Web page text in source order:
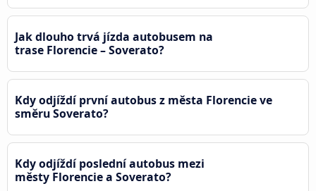
Jak dlouho trvá jízda autobusem na
trase Florencie – Soverato?
Kdy odjíždí první autobus z města Florencie ve
směru Soverato?
Kdy odjíždí poslední autobus mezi
městy Florencie a Soverato?